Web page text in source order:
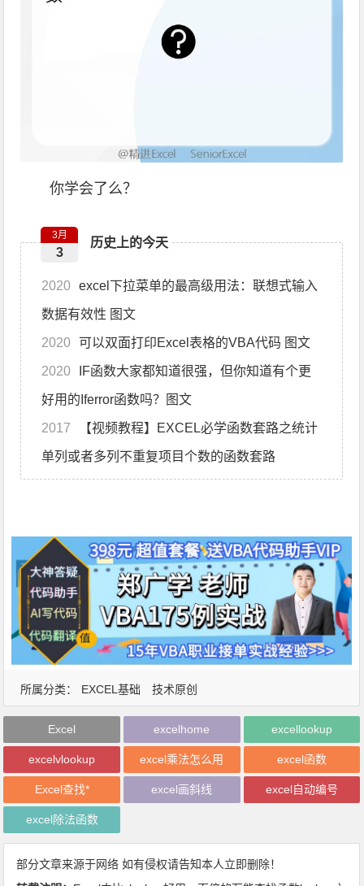
你学会了么？
历史上的今天
3月
3
2020 excel下拉菜单的最高级用法：联想式输入
数据有效性 图文
2020 可以双面打印Excel表格的VBA代码 图文
2020 IF函数大家都知道很强，但你知道有个更
好用的Iferror函数吗？图文
2017 【视频教程】EXCEL必学函数套路之统计
单列或者多列不重复项目个数的函数套路
所属分类： EXCEL基础 技术原创
Excel excelhome excellookup
excelvlookup excel乘法怎么用 excel函数
Excel查找* excel画斜线 excel自动编号
excel除法函数
部分文章来源于网络 如有侵权请告知本人立即删除！